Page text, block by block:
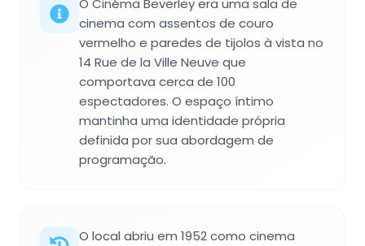
O Cinéma Beverley era uma sala de
cinema com assentos de couro
vermelho e paredes de tijolos à vista no
14 Rue de la Ville Neuve que
comportava cerca de 100
espectadores. O espaço íntimo
mantinha uma identidade própria
definida por sua abordagem de
programação.
O local abriu em 1952 como cinema